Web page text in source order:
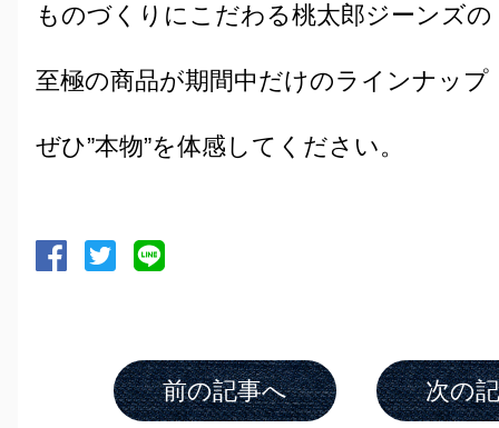
ものづくりにこだわる桃太郎ジーンズの
至極の商品が期間中だけのラインナップ
ぜひ”本物”を体感してください。
前の記事へ 次の